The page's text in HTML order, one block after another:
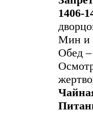
1406-
Мин и
Обед –